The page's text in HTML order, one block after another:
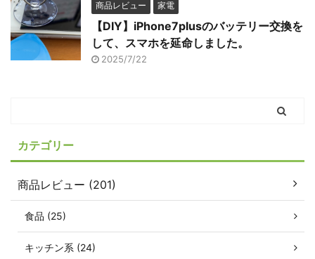
商品レビュー 家電
【DIY】iPhone7plusのバッテリー交換を
して、スマホを延命しました。
2025/7/22
カテゴリー
商品レビュー (201)
食品 (25)
キッチン系 (24)